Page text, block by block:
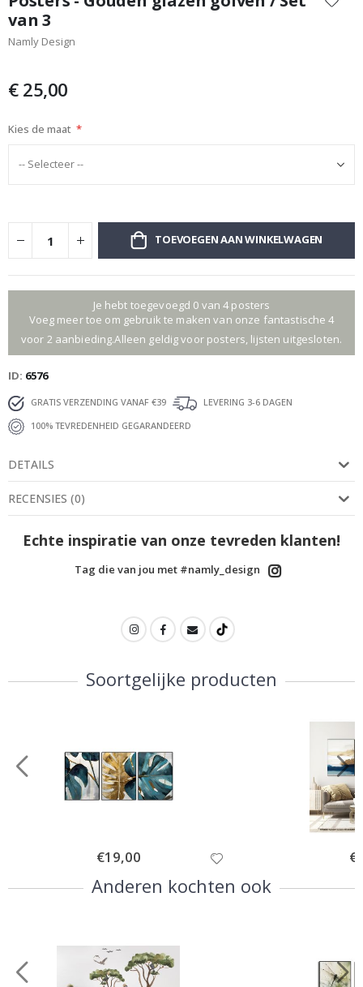
het
begin
van
gallerij
van 3
Namly Design
€ 25,00
Kies de maat
TOEVOEGEN AAN WINKELWAGEN
Je hebt toegevoegd 0 van 4 posters
Voeg meer toe om gebruik te maken van onze fantastische 4
voor 2 aanbieding.Alleen geldig voor posters, lijsten uitgesloten.
ID 6576
GRATIS VERZENDING VANAF €39
LEVERING 3-6 DAGEN
100% TEVREDENHEID GEGARANDEERD
DETAILS
RECENSIES (0)
Echte inspiratie van onze tevreden klanten!
Tag die van jou met #namly_design
Soortgelijke producten
Special
Price
€19,00
Anderen kochten ook